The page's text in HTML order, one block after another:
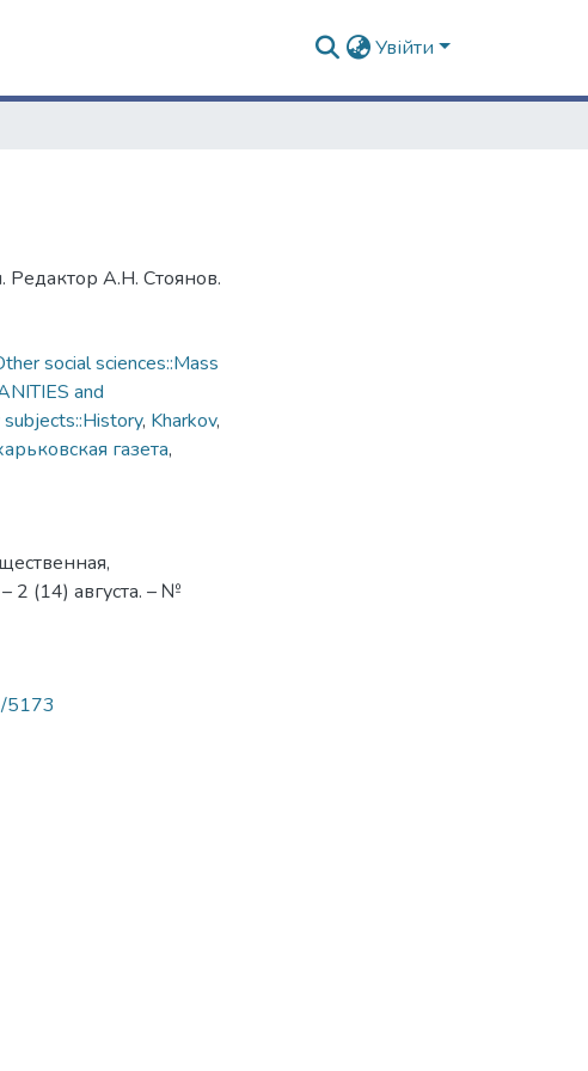
Увійти
А.Н. Стоянов.
social sciences::Mass
and
, Kharkov,
газета,
2 (14) августа. – №
5173